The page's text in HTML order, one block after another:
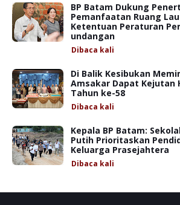
BP Batam Dukung
Pemanfaatan Ruang
Ketentuan Peraturan
undangan
Dibaca kali
Di Balik Kesibukan
Amsakar Dapat Kejutan
Tahun ke-58
Dibaca kali
Kepala BP Batam:
Putih Prioritaskan
Keluarga Prasejahtera
Dibaca kali